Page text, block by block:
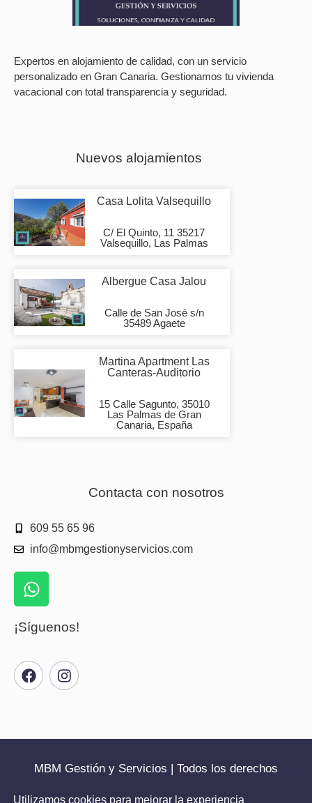
Expertos en alojamiento de calidad, con un servicio
personalizado en Gran Canaria. Gestionamos tu vivienda
vacacional con total transparencia y seguridad.
Nuevos alojamientos
Casa Lolita Valsequillo
C/ El Quinto, 11 35217
Valsequillo, Las Palmas
Albergue Casa Jalou
Calle de San José s/n
35489 Agaete
Martina Apartment Las
Canteras-Auditorio
15 Calle Sagunto, 35010
Las Palmas de Gran
Canaria, España
Contacta con nosotros
609 55 65 96
info@mbmgestionyservicios.com
¡Síguenos!
MBM Gestión y Servicios | Todos los derechos
Utilizamos cookies para mejorar la experiencia